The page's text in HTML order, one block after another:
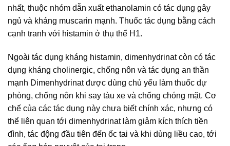
nhất, thuộc nhóm dẫn xuất ethanolamin có tác dụng gây
ngủ và kháng muscarin mạnh. Thuốc tác dụng bằng cách
cạnh tranh với histamin ở thụ thể H1.
Ngoài tác dụng kháng histamin, dimenhydrinat còn có tác
dụng kháng cholinergic, chống nôn và tác dụng an thần
mạnh Dimenhydrinat được dùng chủ yếu làm thuốc dự
phòng, chống nôn khi say tàu xe và chống chóng mặt. Cơ
chế của các tác dụng này chưa biết chính xác, nhưng có
thể liên quan tới dimenhydrinat làm giảm kích thích tiền
đình, tác động đầu tiên đến ốc tai và khi dùng liều cao, tới